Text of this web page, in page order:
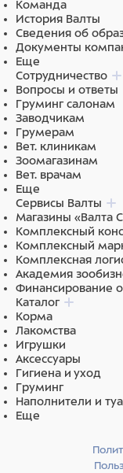
МОЧЕВИНА,
МОЛОЧНАЯ
Команда
История Валты
Сведения об
Документы
Еще
Сотрудничество
Вопросы и ответы
Груминг салонам
Заводчикам
Грумерам
Вет. клиникам
Зоомагазинам
Вет. врачам
Еще
Сервисы Валты
Магазины «Валта
Комплексный
Комплексный
Комплексная
Академия
Финансирование
Каталог
Корма
Лакомства
Игрушки
Аксессуары
Гигиена и уход
Груминг
Наполнители и
Еще